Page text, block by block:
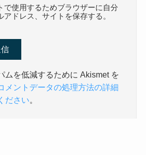
で使用するためブラウザーに自分
アドレス、サイトを保存する。
ムを低減するために Akismet を
メントデータの処理方法の詳細
ださい